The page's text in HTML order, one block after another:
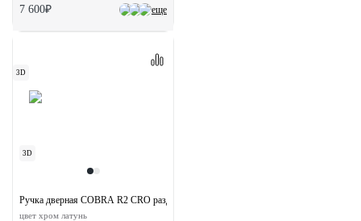
еще
7 600₽
3D
3D
Ручка дверная COBRA R2 CRO раздельная на круглой розетке
цвет хром латунь